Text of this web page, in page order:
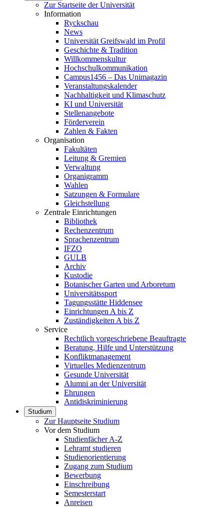
Zur Startseite der Universität
Information
Ryckschau
News
Universität Greifswald im Profil
Geschichte & Tradition
Willkommenskultur
Hochschulkommunikation
Campus1456 – Das Unimagazin
Veranstaltungskalender
Nachhaltigkeit und Klimaschutz
KI und Universität
Stellenangebote
Förderverein
Zahlen & Fakten
Organisation
Fakultäten
Leitung & Gremien
Verwaltung
Organigramm
Wahlen
Satzungen & Formulare
Gleichstellung
Zentrale Einrichtungen
Bibliothek
Rechenzentrum
Sprachenzentrum
IFZO
GULB
Archiv
Kustodie
Botanischer Garten und Arboretum
Universitätssport
Tagungsstätte Hiddensee
Einrichtungen A bis Z
Zuständigkeiten A bis Z
Service
Rechtlich vorgeschriebene Beauftragte
Beratung, Hilfe und Unterstützung
Konfliktmanagement
Virtuelles Medienzentrum
Gesunde Universität
Alumni an der Universität
Ehrungen
Antidiskriminierung
Studium
Zur Hauptseite Studium
Vor dem Studium
Studienfächer A-Z
Lehramt studieren
Studienorientierung
Zugang zum Studium
Bewerbung
Einschreibung
Semesterstart
Anreisen